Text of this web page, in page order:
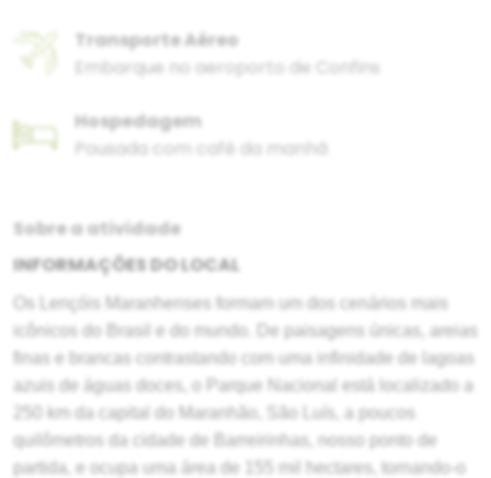
Transporte Aéreo
Embarque no aeroporto de Confins
Hospedagem
Pousada com café da manhã
Sobre a atividade
INFORMAÇÕES DO LOCAL
Os Lençóis Maranhenses formam um dos cenários mais
icônicos do Brasil e do mundo.
De paisagens únicas, areias
finas e brancas contrastando com uma infinidade de lagoas
azuis de águas doces, o Parque Nacional está localizado a
250 km da capital do Maranhão, São Luís, a poucos
quilômetros da cidade de Barreirinhas, nosso ponto de
partida, e ocupa uma área de 155 mil hectares, tornando-o